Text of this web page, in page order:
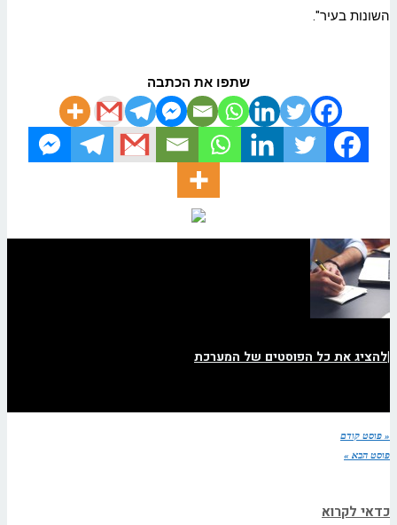
השונות בעיר".
שתפו את הכתבה
|להציג את כל הפוסטים של המערכת
« פוסט קודם
פוסט הבא »
כדאי לקרוא